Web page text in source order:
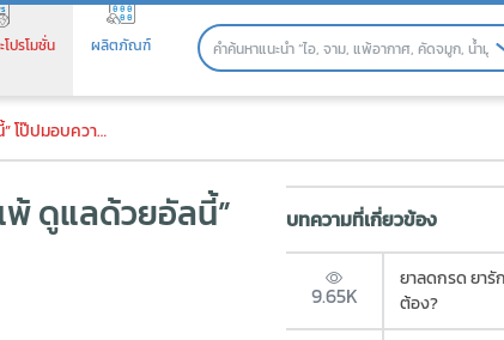
ปรโมชั่น ผลิตภัณฑ์
ดูแลด้วยอัลนี้" ที่สยามพารา
ฟนคลับฟิน ไม่มีแพ้!
พ้ ดูแลด้วยอัลนี้”
บทความที่เกี่ยวข้อง
9.65K
ยาลดกรด ยารั
ต้อง?